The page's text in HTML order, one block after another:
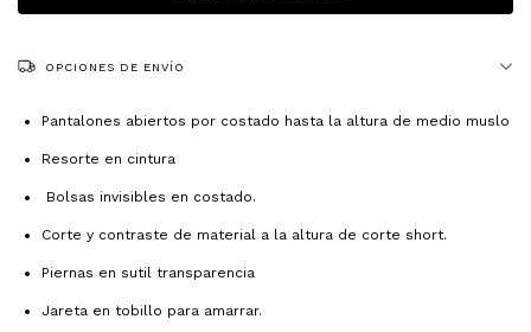
OPCIONES DE ENVÍO
Pantalones abiertos por costado hasta la altura de medio muslo
Resorte en cintura
Bolsas invisibles en costado.
Corte y contraste de material a la altura de corte short.
Piernas en sutil transparencia
Jareta en tobillo para amarrar.